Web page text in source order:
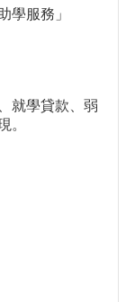
學服務」
就學貸款、弱
。